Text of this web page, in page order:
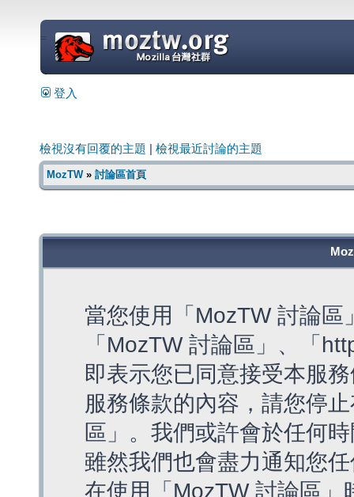
=
登入
檢視沒有回覆的主題 檢視最近討論的主題
MozTW» 討論區首頁
當您使用「MozTW 討論
「MozTW 討論區」、「
即表示您已同意接受本服
服務條款的內容，請您停
區」。我們或許會於任何
雖然我們也會盡力通知您
在使用「MozTW 討論區